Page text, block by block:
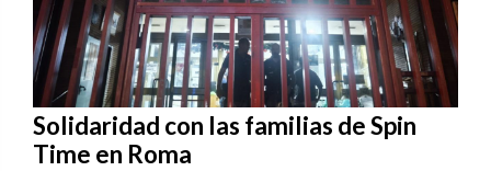
Solidaridad con las familias de Spin
Time en Roma